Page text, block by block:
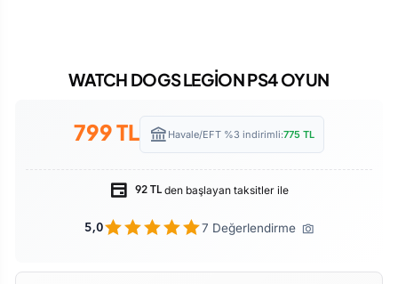
WATCH DOGS LEGİON PS4 OYUN
799TL Havale/EFT %3 indirimli:775 TL
92 TL den başlayan taksitler ile
5,0 7 Değerlendirme